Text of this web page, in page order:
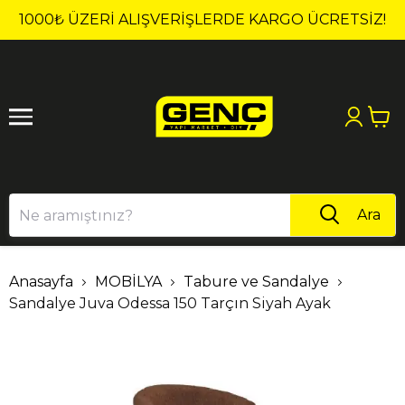
1000₺ ÜZERI ALIŞVERIŞLERDE KARGO ÜCRETSİZ!
1 2
Ara
Anasayfa MOBİLYA
Tabure ve Sandalye
Sandalye Juva Odessa 150 Tarçın Siyah Ayak